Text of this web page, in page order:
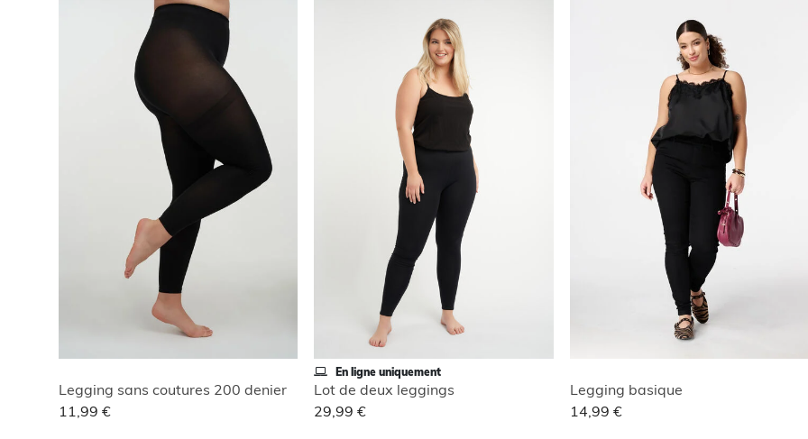
Legging sans coutures 200 denier
11,99 €
En ligne uniquement
Lot de deux leggings
29,99 €
Legging basique
14,99 €